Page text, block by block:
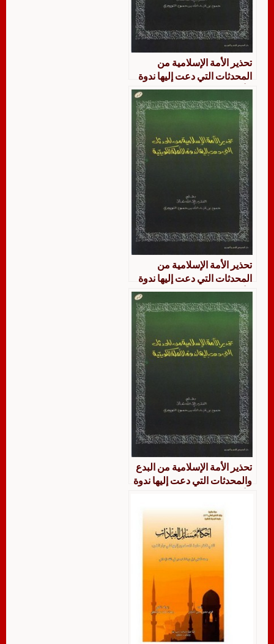
تحذير الأمة الإسلامية من
المحدثات التي دعت إليها ندوة
الأهلة الكويتية
تحذير الأمة الإسلامية من
المحدثات التي دعت إليها ندوة
الأهلة الكويتية
تحذير الأمة الإسلامية من البدع
والمحدثات التي دعت إليها ندوة